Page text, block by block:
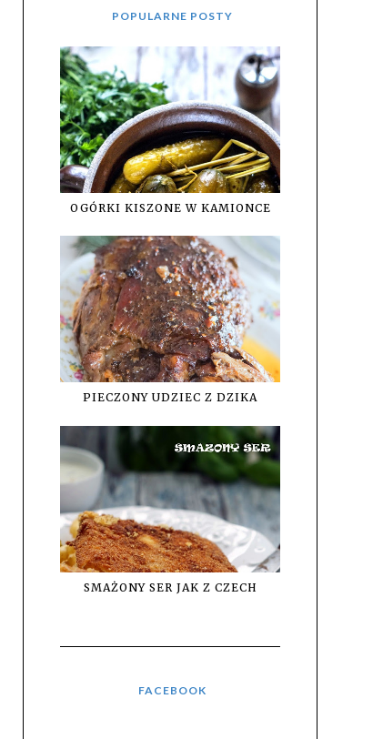
POPULARNE POSTY
OGÓRKI KISZONE W KAMIONCE
PIECZONY UDZIEC Z DZIKA
SMAŻONY SER JAK Z CZECH
FACEBOOK